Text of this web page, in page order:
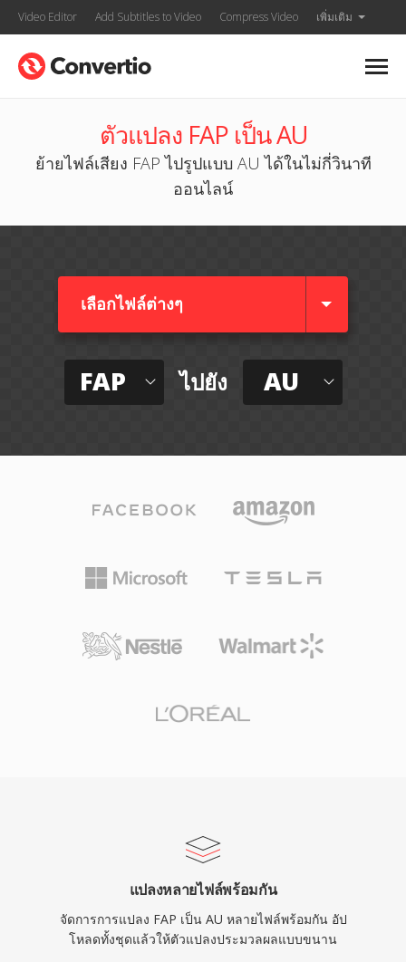
Video Editor Add Subtitles to Video Compress Video เพิ่มเติม
ตัวแปลง FAP เป็น AU
ย้ายไฟล์เสียง FAP ไปรูปแบบ AU ได้ในไม่กี่วินาที
ออนไลน์
เลือกไฟล์ต่างๆ​
FAP ไปยัง AU
แปลงหลายไฟล์พร้อมกัน
จัดการการแปลง FAP เป็น AU หลายไฟล์พร้อมกัน อัป
โหลดทั้งชุดแล้วให้ตัวแปลงประมวลผลแบบขนาน